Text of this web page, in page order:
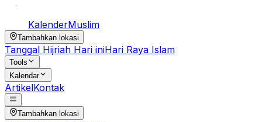
KalenderMuslim
Tambahkan lokasi
Tanggal Hijriah Hari iniHari Raya Islam
Tools
Kalendar
ArtikelKontak
Tambahkan lokasi